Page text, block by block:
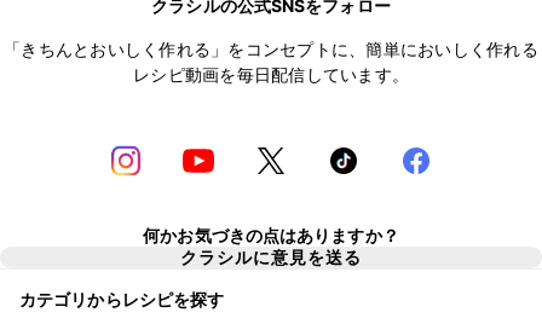
クラシルの公式SNSをフォロー
「きちんとおいしく作れる」をコンセプトに、簡単においしく作れる
レシピ動画を毎日配信しています。
何かお気づきの点はありますか？
クラシルに意見を送る
カテゴリからレシピを探す